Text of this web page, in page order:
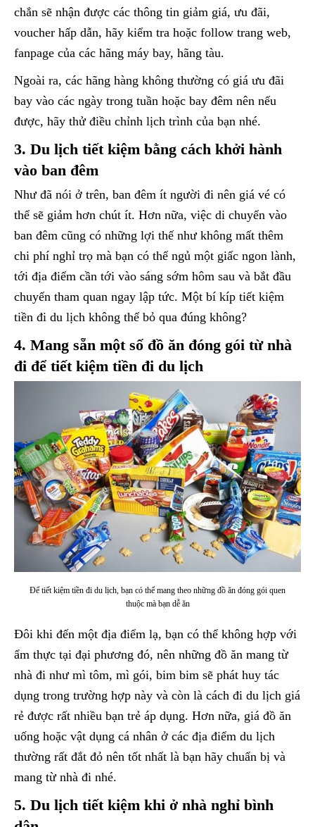
chắn sẽ nhận được các thông tin giảm giá, ưu đãi,
voucher hấp dẫn, hãy kiểm tra hoặc follow trang web,
fanpage của các hãng máy bay, hãng tàu.
Ngoài ra, các hãng hàng không thường có giá ưu đãi
bay vào các ngày trong tuần hoặc bay đêm nên nếu
được, hãy thử điều chỉnh lịch trình của bạn nhé.
3. Du lịch tiết kiệm bằng cách khởi hành
vào ban đêm
Như đã nói ở trên, ban đêm ít người đi nên giá vé có
thể sẽ giảm hơn chút ít. Hơn nữa, việc di chuyển vào
ban đêm cũng có những lợi thế như không mất thêm
chi phí nghỉ trọ mà bạn có thể ngủ một giấc ngon lành,
tới địa điểm cần tới vào sáng sớm hôm sau và bắt đầu
chuyến tham quan ngay lập tức. Một bí kíp tiết kiệm
tiền đi du lịch không thể bỏ qua đúng không?
4. Mang sẵn một số đồ ăn đóng gói từ nhà
đi để tiết kiệm tiền đi du lịch
Để tiết kiệm tiền đi du lịch, bạn có thể mang theo những đồ ăn đóng gói quen
thuộc mà bạn dễ ăn
Đôi khi đến một địa điểm lạ, bạn có thể không hợp với
ẩm thực tại đại phương đó, nên những đồ ăn mang từ
nhà đi như mì tôm, mì gói, bim bim sẽ phát huy tác
dụng trong trường hợp này và còn là cách đi du lịch giá
rẻ được rất nhiều bạn trẻ áp dụng. Hơn nữa, giá đồ ăn
uống hoặc vật dụng cá nhân ở các địa điểm du lịch
thường rất đắt đỏ nên tốt nhất là bạn hãy chuẩn bị và
mang từ nhà đi nhé.
5. Du lịch tiết kiệm khi ở nhà nghỉ bình